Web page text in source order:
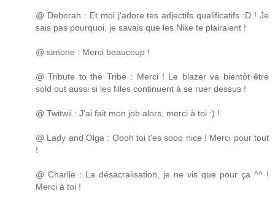
@ Deborah : Et moi j'adore tes adjectifs qualificatifs :D ! Je
sais pas pourquoi, je savais que les Nike te plairaient !
@ simone : Merci beaucoup !
@ Tribute to the Tribe : Merci ! Le blazer va bientôt être
sold out aussi si les filles continuent à se ruer dessus !
@ Twitwii : J'ai fait mon job alors, merci à toi :) !
@ Lady and Olga : Oooh toi t'es sooo nice ! Merci pour tout
!
@ Charlie : La désacralisation, je ne vis que pour ça ^^ !
Merci à toi !